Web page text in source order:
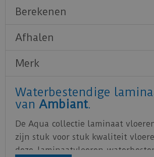
Berekenen
Afhalen
Merk
Waterbestendige
van Ambiant.
De Aqua collectie laminaat
zijn stuk voor stuk kwaliteit
deze laminaatvloeren